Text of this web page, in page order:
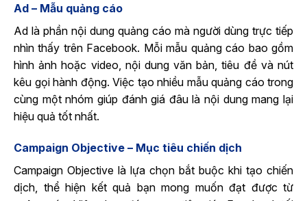
Ad – Mẫu quảng cáo
Ad là phần nội dung quảng cáo mà người dùng trực tiếp
nhìn thấy trên Facebook. Mỗi mẫu quảng cáo bao gồm
hình ảnh hoặc video, nội dung văn bản, tiêu đề và nút
kêu gọi hành động. Việc tạo nhiều mẫu quảng cáo trong
cùng một nhóm giúp đánh giá đâu là nội dung mang lại
hiệu quả tốt nhất.
Campaign Objective – Mục tiêu chiến dịch
Campaign Objective là lựa chọn bắt buộc khi tạo chiến
dịch, thể hiện kết quả bạn mong muốn đạt được từ